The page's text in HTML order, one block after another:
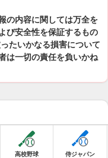
の内容に関しては万全を
び安全性を保証するもの
たいかなる損害について
は一切の責任を負いかね
高校野球 侍ジャパン